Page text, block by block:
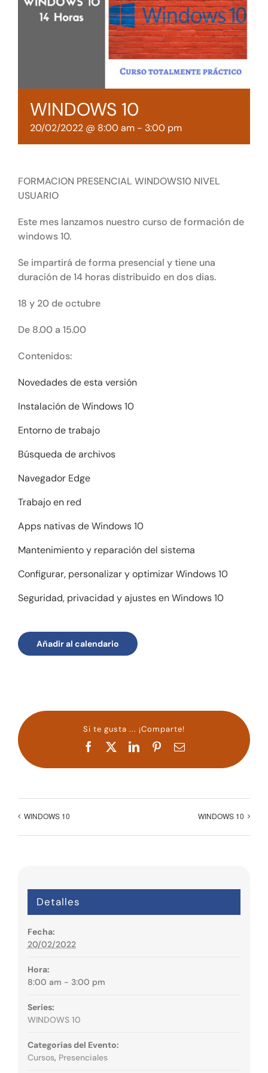
Tienda online
WINDOWS 10
20/02/2022 @ 8:00 am - 3:00 pm
FORMACION PRESENCIAL WINDOWS10 NIVEL
USUARIO
Este mes lanzamos nuestro curso de formación de
windows 10.
Se impartirá de forma presencial y tiene una
duración de 14 horas distribuido en dos dias.
18 y 20 de octubre
De 8.00 a 15.00
Contenidos:
Novedades de esta versión
Instalación de Windows 10
Entorno de trabajo
Búsqueda de archivos
Navegador Edge
Trabajo en red
Apps nativas de Windows 10
Mantenimiento y reparación del sistema
Configurar, personalizar y optimizar Windows 10
Seguridad, privacidad y ajustes en Windows 10
Añadir al calendario
Si te gusta ... ¡Comparte!
Facebook LinkedInPinterestCorreo
WINDOWS 10 WINDOWS 10
Detalles
Fecha:
20/02/2022
Hora:
8:00 am - 3:00 pm
Series:
WINDOWS 10
Categorías del Evento:
Cursos, Presenciales